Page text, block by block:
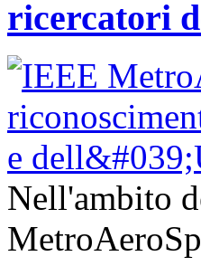
ricercatori
Nell'ambito